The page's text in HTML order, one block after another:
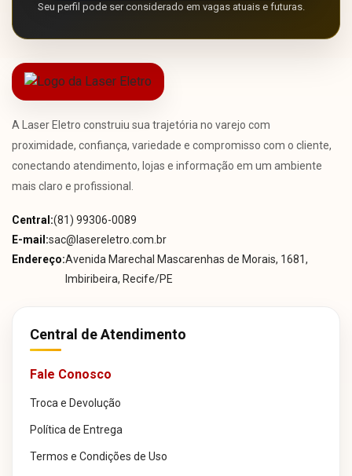
Seu perfil pode ser considerado em vagas atuais e futuras.
A Laser Eletro construiu sua trajetória no varejo com
proximidade, confiança, variedade e compromisso com o cliente,
conectando atendimento, lojas e informação em um ambiente
mais claro e profissional.
Central:(81) 99306-0089
E-mail:sac@lasereletro.com.br
Endereço:Avenida Marechal Mascarenhas de Morais, 1681,
Imbiribeira, Recife/PE
Central de Atendimento
Fale Conosco
Troca e Devolução
Política de Entrega
Termos e Condições de Uso